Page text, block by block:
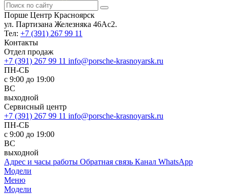
Порше Центр Красноярск
ул. Партизана Железняка 46Ас2.
Тел: +7 (391) 267 99 11
Контакты
Отдел продаж
+7 (391) 267 99 11 info@porsche-krasnoyarsk.ru
ПН-СБ
c 9:00 до 19:00
ВС
выходной
Сервисный центр
+7 (391) 267 99 11 info@porsche-krasnoyarsk.ru
ПН-СБ
с 9:00 до 19:00
ВС
выходной
Адрес и часы работы Обратная связь Канал WhatsApp
Модели
Меню
Модели